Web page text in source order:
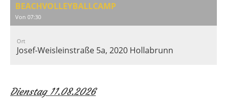
BEACHVOLLEYBALLCAMP
Von 07:30
Ort
Josef-Weisleinstraße 5a, 2020 Hollabrunn
Dienstag 11.08.2026